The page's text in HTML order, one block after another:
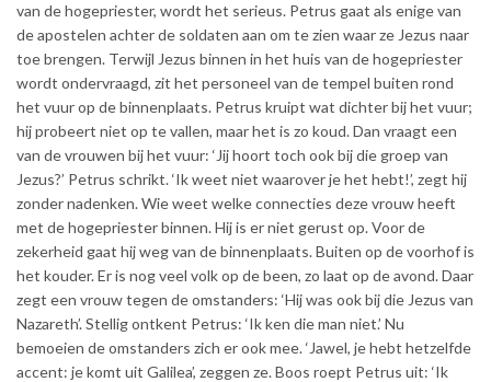
van de hogepriester, wordt het serieus. Petrus gaat als enige van
de apostelen achter de soldaten aan om te zien waar ze Jezus naar
toe brengen. Terwijl Jezus binnen in het huis van de hogepriester
wordt ondervraagd, zit het personeel van de tempel buiten rond
het vuur op de binnenplaats. Petrus kruipt wat dichter bij het vuur;
hij probeert niet op te vallen, maar het is zo koud. Dan vraagt een
van de vrouwen bij het vuur: ‘Jij hoort toch ook bij die groep van
Jezus?’ Petrus schrikt. ‘Ik weet niet waarover je het hebt!’, zegt hij
zonder nadenken. Wie weet welke connecties deze vrouw heeft
met de hogepriester binnen. Hij is er niet gerust op. Voor de
zekerheid gaat hij weg van de binnenplaats. Buiten op de voorhof is
het kouder. Er is nog veel volk op de been, zo laat op de avond. Daar
zegt een vrouw tegen de omstanders: ‘Hij was ook bij die Jezus van
Nazareth’. Stellig ontkent Petrus: ‘Ik ken die man niet.’ Nu
bemoeien de omstanders zich er ook mee. ‘Jawel, je hebt hetzelfde
accent: je komt uit Galilea’, zeggen ze. Boos roept Petrus uit: ‘Ik